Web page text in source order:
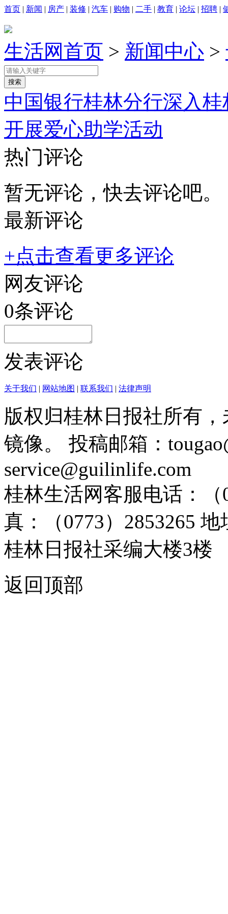
首页 | 新闻 | 房产 | 装修 | 汽车 | 购物 | 二手 | 教育 | 论坛 | 招聘 |
生活网首页 > 新闻中心 >
中国银行桂林分行深入
开展爱心助学活动
热门评论
暂无评论，快去评论吧。
最新评论
+点击查看更多评论
网友评论
0条评论
发表评论
关于我们 | 网站地图 | 联系我们 | 法律声明
版权归桂林日报社所有
镜像。 投稿邮箱：
service@guilinlife.com
桂林生活网客服电话：（
真：（0773）2853265
桂林日报社采编大楼3楼
返回顶部